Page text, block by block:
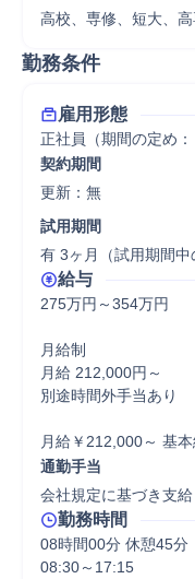
高校、専修、短大、
勤務条件
雇用形態
正社員（期間の定め：
契約期間
更新：無
試用期間
有 3ヶ月（試用期間中
給与
275万円～354万円
月給制
月給 212,000円～
別途時間外手当あり
月給￥212,000～ 基
通勤手当
会社規定に基づき支給
勤務時間
08時間00分 休憩45分